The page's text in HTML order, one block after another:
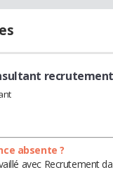
recrutement
absente ?
avec Recrutement